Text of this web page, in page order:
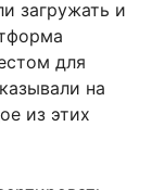
загружать и
для
на
из этих